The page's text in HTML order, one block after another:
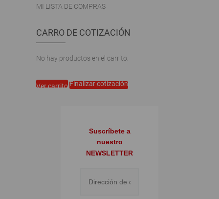
MI LISTA DE COMPRAS
CARRO DE COTIZACIÓN
No hay productos en el carrito.
Ver carritoFinalizar cotización
Suscríbete a
nuestro
NEWSLETTER